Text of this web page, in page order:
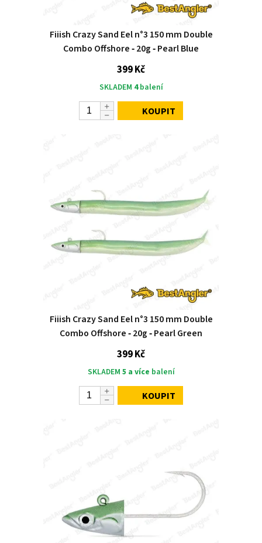
Fiiish Crazy Sand Eel n°3 150 mm Double
Combo Offshore ‑ 20g ‑ Pearl Blue
399 Kč
SKLADEM 4balení
KOUPIT
Fiiish Crazy Sand Eel n°3 150 mm Double
Combo Offshore ‑ 20g ‑ Pearl Green
399 Kč
SKLADEM 5 a více balení
KOUPIT